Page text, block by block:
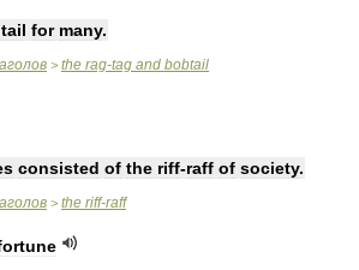
for many.
> the rag-tag and bobtail
consisted of the riff-raff of society.
> the riff-raff